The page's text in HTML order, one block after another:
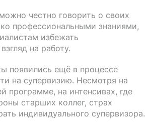
честно говорить о своих
профессиональными знаниями,
избежать
на работу.
появились ещё в процессе
на супервизию. Несмотря на
программе, на интенсивах, где
старших коллег, страх
индивидуального супервизора.